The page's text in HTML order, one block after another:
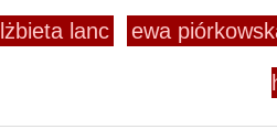
lanc ewa